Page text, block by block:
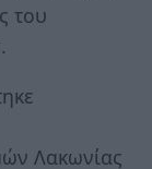
του
Λακωνίας